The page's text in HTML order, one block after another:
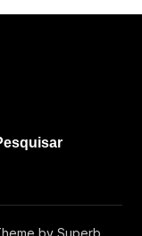
by Superb